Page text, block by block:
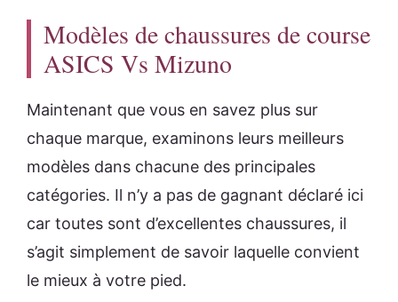
Modèles de chaussures de course
ASICS Vs Mizuno
Maintenant que vous en savez plus sur
chaque marque, examinons leurs meilleurs
modèles dans chacune des principales
catégories. Il n’y a pas de gagnant déclaré ici
car toutes sont d’excellentes chaussures, il
s’agit simplement de savoir laquelle convient
le mieux à votre pied.